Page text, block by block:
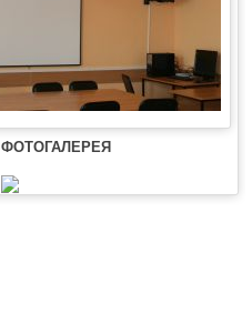
ФОТОГАЛЕРЕЯ